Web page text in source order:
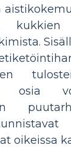
osia
oikeissa